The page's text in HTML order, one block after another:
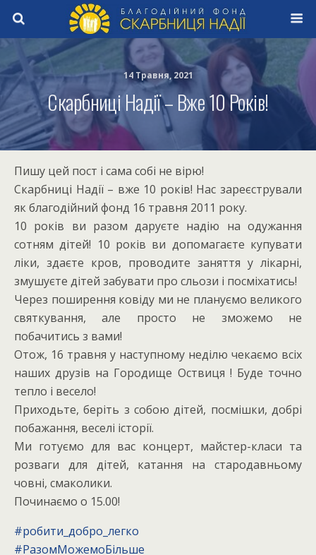
14 Травня, 2021
Скарбниці Надії – Вже 10 Років!
Пишу цей пост і сама собі не вірю!
Скарбниці Надії – вже 10 років! Нас зареєстрували
як благодійний фонд 16 травня 2011 року.
10 років ви разом даруєте надію на одужання
сотням дітей! 10 років ви допомагаєте купувати
ліки, здаєте кров, проводите заняття у лікарні,
змушуєте дітей забувати про сльози і посміхатись!
Через поширення ковіду ми не плануємо великого
святкування, але просто не зможемо не
побачитись з вами!
Отож, 16 травня у наступному неділю чекаємо всіх
наших друзів на Городище Оствиця ! Буде точно
тепло і весело!
Приходьте, беріть з собою дітей, посмішки, добрі
побажання, веселі історії.
Ми готуємо для вас концерт, майстер-класи та
розваги для дітей, катання на стародавньому
човні, смаколики.
Починаємо о 15.00!
#робити_добро_легко
#РазомМожемоБільше